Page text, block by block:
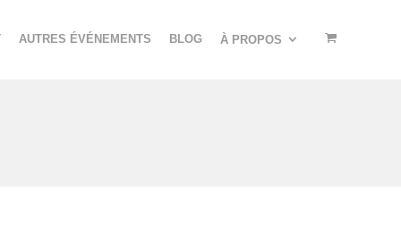
AUTRES ÉVÉNEMENTS BLOG À PROPOS